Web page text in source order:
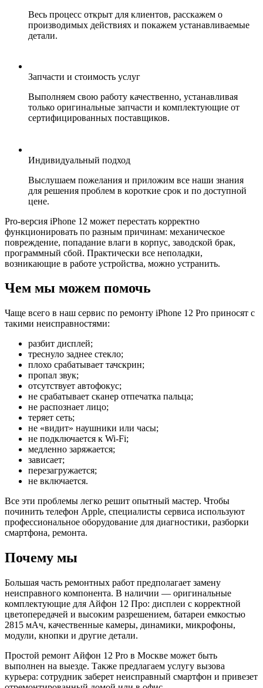
Весь процесс открыт для клиентов, расскажем о
производимых действиях и покажем устанавливаемые
детали.
Запчасти и стоимость услуг
Выполняем свою работу качественно, устанавливая
только оригинальные запчасти и комплектующие от
сертифицированных поставщиков.
Индивидуальный подход
Выслушаем пожелания и приложим все наши знания
для решения проблем в короткие срок и по доступной
цене.
Pro-версия iPhone 12 может перестать корректно
функционировать по разным причинам: механическое
повреждение, попадание влаги в корпус, заводской брак,
программный сбой. Практически все неполадки,
возникающие в работе устройства, можно устранить.
Чем мы можем помочь
Чаще всего в наш сервис по ремонту iPhone 12 Pro приносят с
такими неисправностями:
разбит дисплей;
треснуло заднее стекло;
плохо срабатывает тачскрин;
пропал звук;
отсутствует автофокус;
не срабатывает сканер отпечатка пальца;
не распознает лицо;
теряет сеть;
не «видит» наушники или часы;
не подключается к Wi-Fi;
медленно заряжается;
зависает;
перезагружается;
не включается.
Все эти проблемы легко решит опытный мастер. Чтобы
починить телефон Apple, специалисты сервиса используют
профессиональное оборудование для диагностики, разборки
смартфона, ремонта.
Почему мы
Большая часть ремонтных работ предполагает замену
неисправного компонента. В наличии — оригинальные
комплектующие для Айфон 12 Про: дисплеи с корректной
цветопередачей и высоким разрешением, батареи емкостью
2815 мАч, качественные камеры, динамики, микрофоны,
модули, кнопки и другие детали.
Простой ремонт Айфон 12 Pro в Москве может быть
выполнен на выезде. Также предлагаем услугу вызова
курьера: сотрудник заберет неисправный смартфон и привезет